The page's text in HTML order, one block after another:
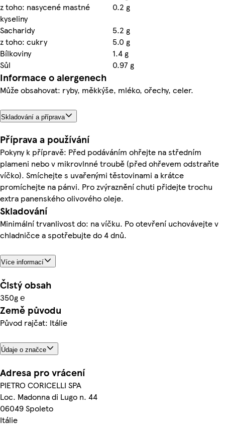
z toho: nasycené mastné
kyseliny
0.2 g
Sacharidy
5.2 g
z toho: cukry
5.0 g
Bílkoviny
1.4 g
Sůl
0.97 g
Informace o alergenech
Může obsahovat: ryby, měkkýše, mléko, ořechy, celer.
Skladování a příprava
Příprava a používání
Pokyny k přípravě: Před podáváním ohřejte na středním
plameni nebo v mikrovlnné troubě (před ohřevem odstraňte
víčko). Smíchejte s uvařenými těstovinami a krátce
promíchejte na pánvi. Pro zvýraznění chuti přidejte trochu
extra panenského olivového oleje.
Skladování
Minimální trvanlivost do: na víčku. Po otevření uchovávejte v
chladničce a spotřebujte do 4 dnů.
Více informací
Čistý obsah
350g ℮
Země původu
Původ rajčat: Itálie
Údaje o značce
Adresa pro vrácení
PIETRO CORICELLI SPA
Loc. Madonna di Lugo n. 44
06049 Spoleto
Itálie